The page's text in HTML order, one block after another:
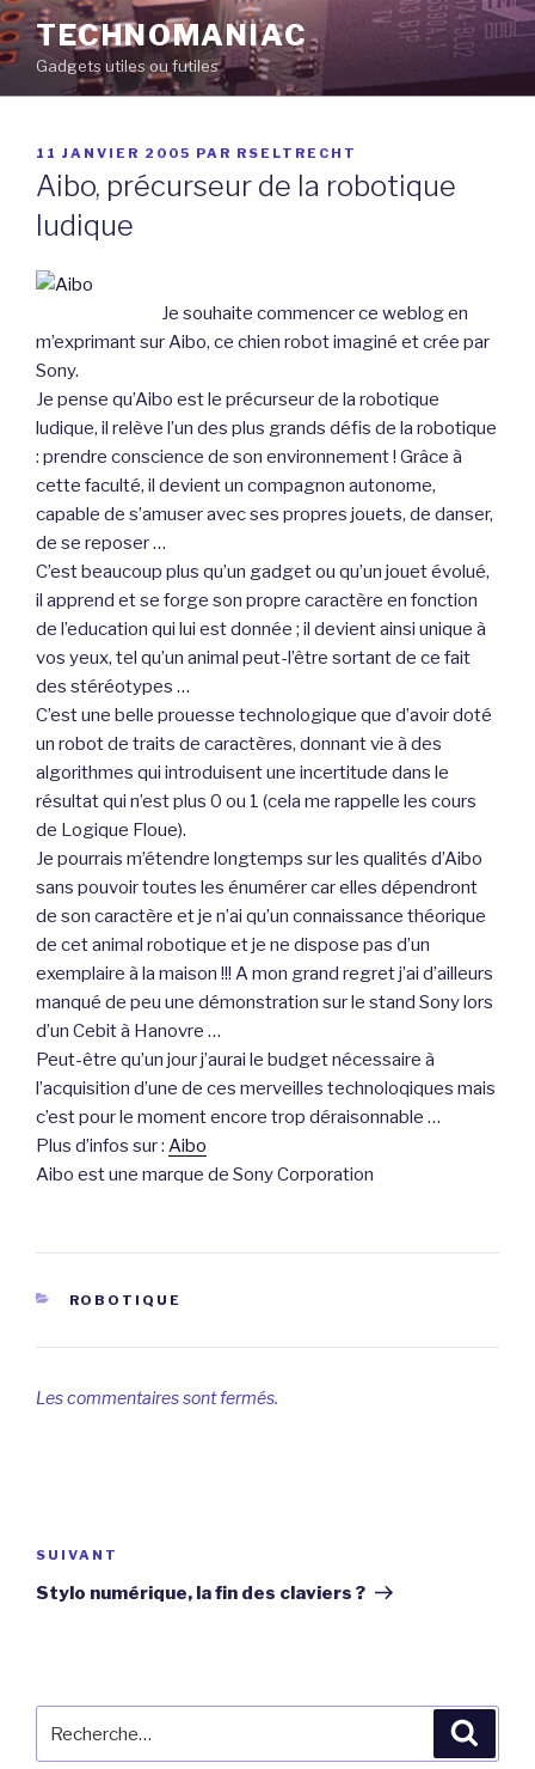
Aller
au
contenu
principal
TECHNOMANIAC
Gadgets utiles ou futiles
PUBLIÉ
LE
11 JANVIER 2005 PAR RSELTRECHT
Aibo, précurseur de la robotique
ludique
Je souhaite commencer ce weblog en
m’exprimant sur Aibo, ce chien robot imaginé et crée par
Sony.
Je pense qu’Aibo est le précurseur de la robotique
ludique, il relève l’un des plus grands défis de la robotique
: prendre conscience de son environnement ! Grâce à
cette faculté, il devient un compagnon autonome,
capable de s’amuser avec ses propres jouets, de danser,
de se reposer …
C’est beaucoup plus qu’un gadget ou qu’un jouet évolué,
il apprend et se forge son propre caractère en fonction
de l’education qui lui est donnée ; il devient ainsi unique à
vos yeux, tel qu’un animal peut-l’être sortant de ce fait
des stéréotypes …
C’est une belle prouesse technologique que d’avoir doté
un robot de traits de caractères, donnant vie à des
algorithmes qui introduisent une incertitude dans le
résultat qui n’est plus 0 ou 1 (cela me rappelle les cours
de Logique Floue).
Je pourrais m’étendre longtemps sur les qualités d’Aibo
sans pouvoir toutes les énumérer car elles dépendront
de son caractère et je n’ai qu’un connaissance théorique
de cet animal robotique et je ne dispose pas d’un
exemplaire à la maison !!! A mon grand regret j’ai d’ailleurs
manqué de peu une démonstration sur le stand Sony lors
d’un Cebit à Hanovre …
Peut-être qu’un jour j’aurai le budget nécessaire à
l’acquisition d’une de ces merveilles technoloqiques mais
c’est pour le moment encore trop déraisonnable …
Plus d’infos sur : Aibo
Aibo est une marque de Sony Corporation
CATÉGORIES
ROBOTIQUE
Les commentaires sont fermés.
de
l’article
Article
suivant
SUIVANT
Stylo numérique, la fin des claviers ?
pour